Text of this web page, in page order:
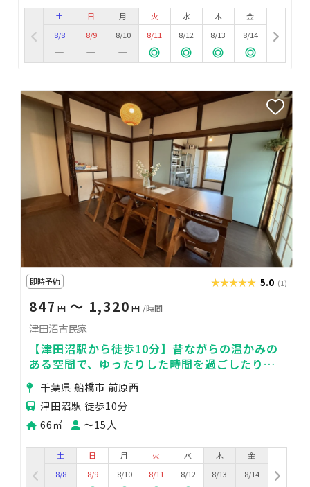
土
8/8
日
8/9
月
8/10
火
8/11
水
8/12
木
8/13
金
8/14
即時予約 ★★★★★
★★★★★ 5.0 (1)
847 円〜 1,320 円 /時間
津田沼古民家
【津田沼駅から徒歩10分】昔ながらの温かみの
ある空間で、ゆったりした時間を過ごしたり、
仲間と楽しいひとときをシェア
千葉県 船橋市 前原西
津田沼駅 徒歩10分
66㎡
〜15人
土
8/8
日
8/9
月
8/10
火
8/11
水
8/12
木
8/13
金
8/14